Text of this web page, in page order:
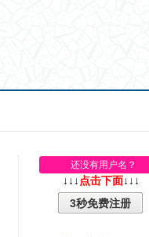
还没有用户名？
↓↓↓ 点击下面 ↓↓↓
3秒免费注册